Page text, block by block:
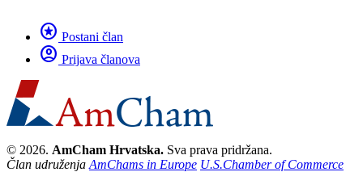
stars Postani član
account_circle Prijava članova
© 2026. AmCham Hrvatska. Sva prava pridržana.
Član udruženja AmChams in Europe U.S.Chamber of Commerce